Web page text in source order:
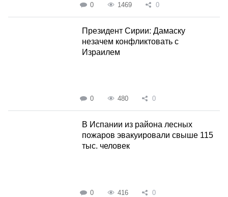
0 1469 0
Президент Сирии: Дамаску
незачем конфликтовать с
Израилем
0 480 0
В Испании из района лесных
пожаров эвакуировали свыше 115
тыс. человек
0 416 0